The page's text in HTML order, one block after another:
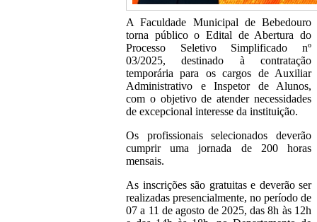
A Faculdade Municipal de Bebedouro
torna público o Edital de Abertura do
Processo Seletivo Simplificado nº
03/2025, destinado à contratação
temporária para os cargos de Auxiliar
Administrativo e Inspetor de Alunos,
com o objetivo de atender necessidades
de excepcional interesse da instituição.
Os profissionais selecionados deverão
cumprir uma jornada de 200 horas
mensais.
As inscrições são gratuitas e deverão ser
realizadas presencialmente, no período de
07 a 11 de agosto de 2025, das 8h às 12h